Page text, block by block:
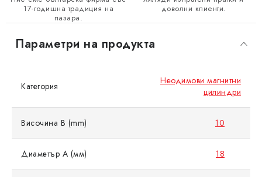
17-годишна традиция на
пазара.
доволни клиенти.
Параметри на продукта
Категория
Неодимови магнитни
цилиндри
Височина B (mm) 10
Диаметър A (мм) 18